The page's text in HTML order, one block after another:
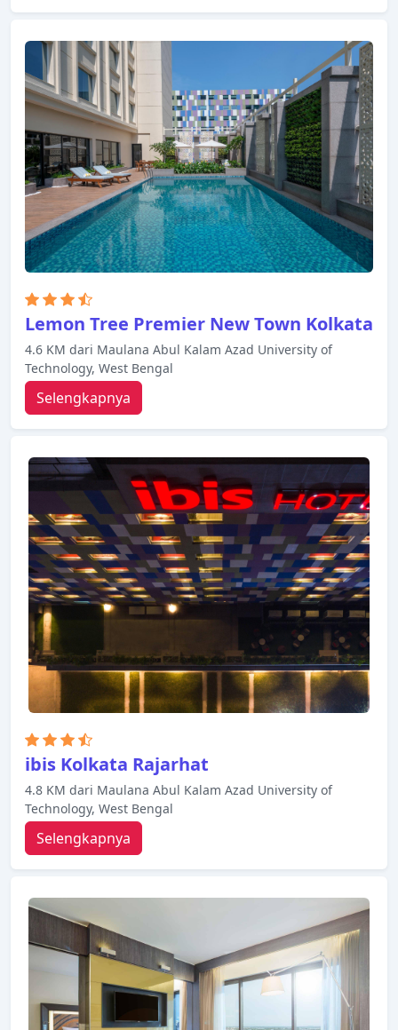
Lemon Tree Premier New Town Kolkata
4.6 KM dari Maulana Abul Kalam Azad University of
Technology, West Bengal
Selengkapnya
ibis Kolkata Rajarhat
4.8 KM dari Maulana Abul Kalam Azad University of
Technology, West Bengal
Selengkapnya